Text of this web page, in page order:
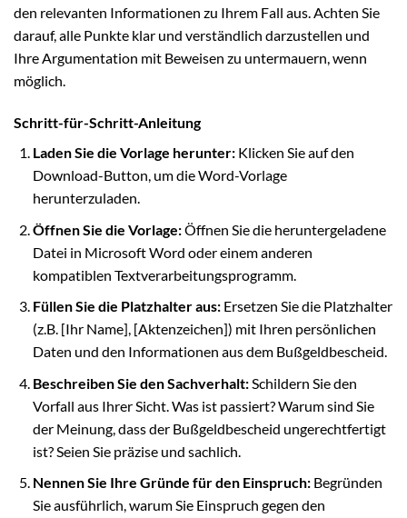
den relevanten Informationen zu Ihrem Fall aus. Achten Sie
darauf, alle Punkte klar und verständlich darzustellen und
Ihre Argumentation mit Beweisen zu untermauern, wenn
möglich.
Schritt-für-Schritt-Anleitung
Laden Sie die Vorlage herunter:Klicken Sie auf den
Download-Button, um die Word-Vorlage
herunterzuladen.
Öffnen Sie die Vorlage:Öffnen Sie die heruntergeladene
Datei in Microsoft Word oder einem anderen
kompatiblen Textverarbeitungsprogramm.
Füllen Sie die Platzhalter aus:Ersetzen Sie die Platzhalter
(z.B. [Ihr Name], [Aktenzeichen]) mit Ihren persönlichen
Daten und den Informationen aus dem Bußgeldbescheid.
Beschreiben Sie den Sachverhalt:Schildern Sie den
Vorfall aus Ihrer Sicht. Was ist passiert? Warum sind Sie
der Meinung, dass der Bußgeldbescheid ungerechtfertigt
ist? Seien Sie präzise und sachlich.
Nennen Sie Ihre Gründe für den Einspruch:Begründen
Sie ausführlich, warum Sie Einspruch gegen den